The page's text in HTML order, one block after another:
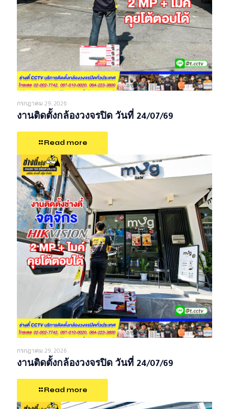
กรกฎาคม 29, 2026
งานติดตั้งกล้องวงจรปิด วันที่ 24/07/69
Read more
กรกฎาคม 29, 2026
งานติดตั้งกล้องวงจรปิด วันที่ 24/07/69
Read more